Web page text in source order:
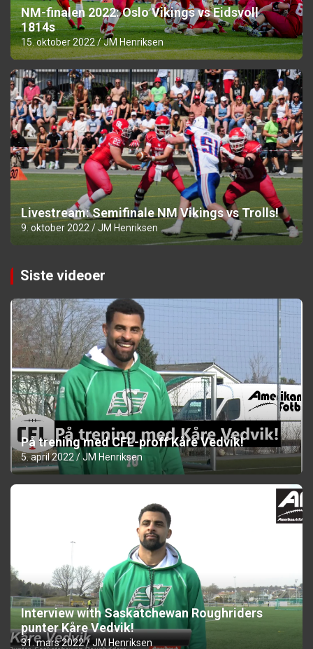
NM-finalen 2022: Oslo Vikings vs Eidsvoll
1814s
15. oktober 2022 JM Henriksen
Livestream: Semifinale NM Vikings vs Trolls!
9. oktober 2022 JM Henriksen
Siste videoer
På trening med CFL-proff Kåre Vedvik!
5. april 2022 JM Henriksen
Interview with Saskatchewan Roughriders
punter Kåre Vedvik!
31. mars 2022 JM Henriksen